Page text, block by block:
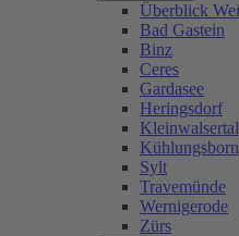
Überblick
Bad Gastein
Binz
Ceres
Gardasee
Heringsdorf
Kleinwalsertal
Kühlungsborn
Sylt
Travemünde
Wernigerode
Zürs